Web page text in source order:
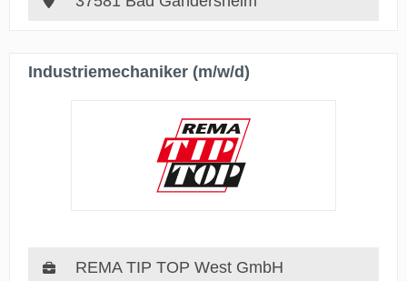
Industriemechaniker (m/w/d)
REMA TIP TOP West GmbH